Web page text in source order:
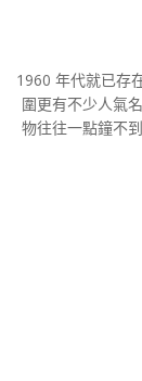
1960 年代就已存
圍更有不少人氣
物往往一點鐘不